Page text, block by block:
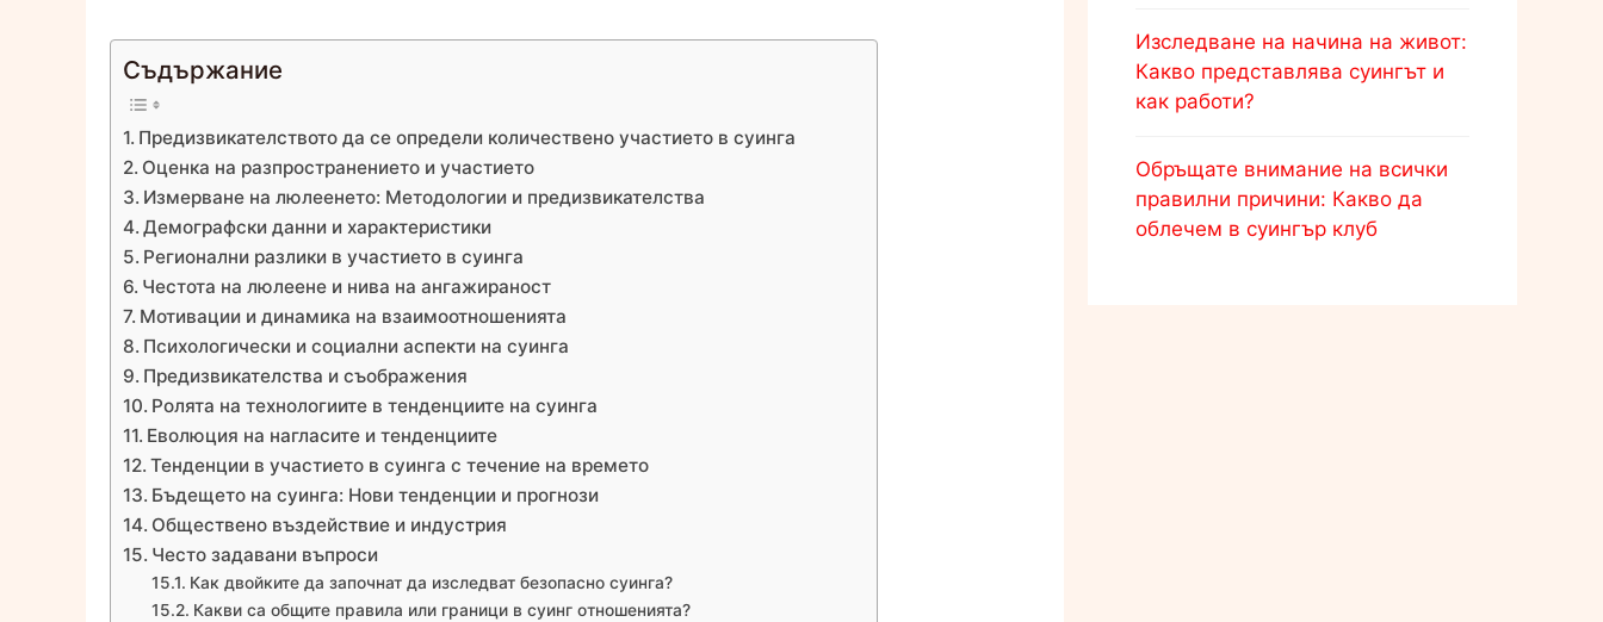
Съдържание
Предизвикателството да се определи количествено участието в суинга
Оценка на разпространението и участието
Измерване на люлеенето: Методологии и предизвикателства
Демографски данни и характеристики
Регионални разлики в участието в суинга
Честота на люлеене и нива на ангажираност
Мотивации и динамика на взаимоотношенията
Психологически и социални аспекти на суинга
Предизвикателства и съображения
Ролята на технологиите в тенденциите на суинга
Еволюция на нагласите и тенденциите
Тенденции в участието в суинга с течение на времето
Бъдещето на суинга: Нови тенденции и прогнози
Обществено въздействие и индустрия
Често задавани въпроси
Как двойките да започнат да изследват безопасно суинга?
Какви са общите правила или граници в суинг отношенията?
Изследване на начина на живот:
Какво представлява суингът и
как работи?
Обръщате внимание на всички
правилни причини: Какво да
облечем в суингър клуб